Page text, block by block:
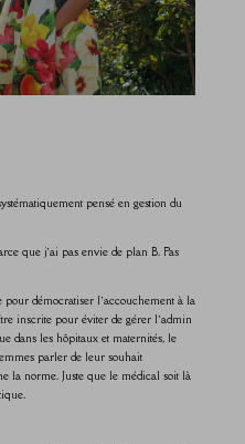
pensé en gestion du
que j’ai pas envie de plan B. Pas
démocratiser l’accouchement à la
inscrite pour éviter de gérer l’admin
dans les hôpitaux et maternités, le
parler de leur souhait
la norme. Juste que le médical soit là